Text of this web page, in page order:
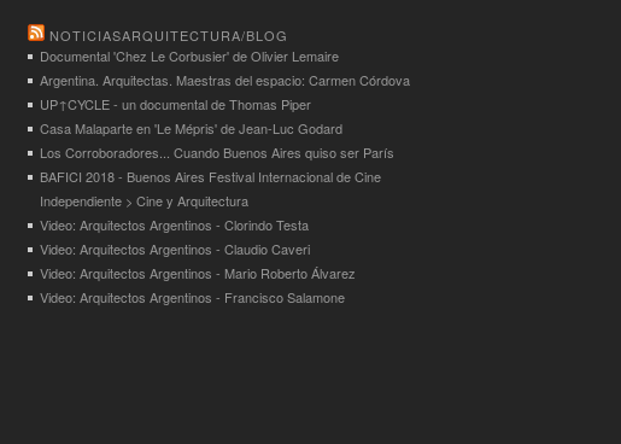
NOTICIASARQUITECTURA/BLOG
Documental 'Chez Le Corbusier' de Olivier Lemaire
Argentina. Arquitectas. Maestras del espacio: Carmen Córdova
UP↑CYCLE - un documental de Thomas Piper
Casa Malaparte en 'Le Mépris' de Jean-Luc Godard
Los Corroboradores... Cuando Buenos Aires quiso ser París
BAFICI 2018 - Buenos Aires Festival Internacional de Cine
Independiente > Cine y Arquitectura
Video: Arquitectos Argentinos - Clorindo Testa
Video: Arquitectos Argentinos - Claudio Caveri
Video: Arquitectos Argentinos - Mario Roberto Álvarez
Video: Arquitectos Argentinos - Francisco Salamone